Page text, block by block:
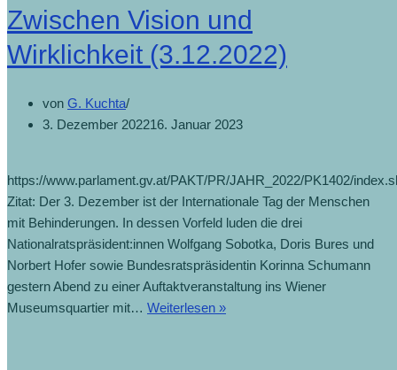
Zwischen Vision und
Wirklichkeit (3.12.2022)
von G. Kuchta
3. Dezember 202216. Januar 2023
https://www.parlament.gv.at/PAKT/PR/JAHR_2022/PK1402/
Zitat: Der 3. Dezember ist der Internationale Tag der Menschen
mit Behinderungen. In dessen Vorfeld luden die drei
Nationalratspräsident:innen Wolfgang Sobotka, Doris Bures und
Norbert Hofer sowie Bundesratspräsidentin Korinna Schumann
gestern Abend zu einer Auftaktveranstaltung ins Wiener
Museumsquartier mit… Weiterlesen »